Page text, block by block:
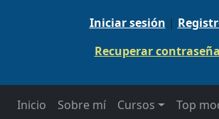
Iniciar sesión |
Recuperar contraseña
navigation
Inicio Sobre mí Cursos Top